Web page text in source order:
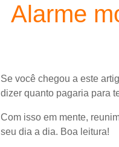
Alarme
Se você chegou a este
dizer quanto pagaria para
Com isso em mente,
seu dia a dia. Boa leitura!